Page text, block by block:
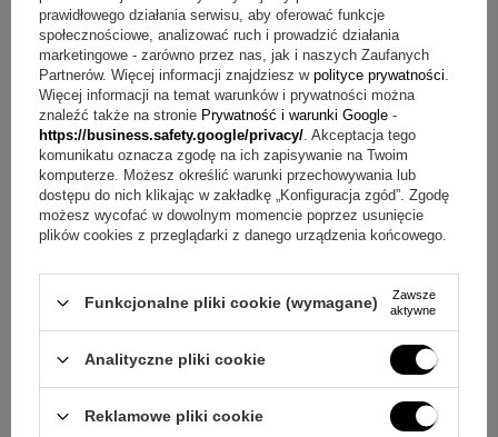
Opinie (141)
Zestaw dla mechanika: karafka i 6
kieliszków z grawerem na stojaku
104,00 zł
prawidłowego działania serwisu, aby oferować funkcje
społecznościowe, analizować ruch i prowadzić działania
marketingowe - zarówno przez nas, jak i naszych Zaufanych
Partnerów. Więcej informacji znajdziesz w polityce prywatności.
Więcej informacji na temat warunków i prywatności można
znaleźć także na stronie Prywatność i warunki Google -
https://business.safety.google/privacy/. Akceptacja tego
komunikatu oznacza zgodę na ich zapisywanie na Twoim
komputerze. Możesz określić warunki przechowywania lub
dostępu do nich klikając w zakładkę „Konfiguracja zgód”. Zgodę
możesz wycofać w dowolnym momencie poprzez usunięcie
plików cookies z przeglądarki z danego urządzenia końcowego.
Funkcjonalne pliki cookie (wymagane)
Zawsze
aktywne
Analityczne pliki cookie
Reklamowe pliki cookie